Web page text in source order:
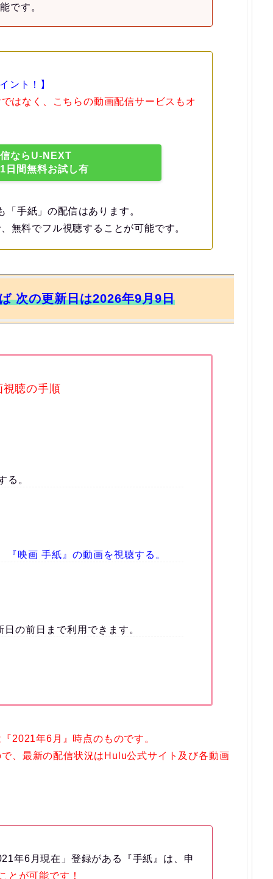
能です。
ント！】
はなく、こちらの動画配信サービスもオ
ならU-NEXT
日間無料お試し有
手紙」の配信はあります。
無料でフル視聴することが可能です。
次の更新日は2026年9月9日
視聴の手順
る。
映画 手紙』の動画を視聴する。
の前日まで利用できます。
2021年6月』時点のものです。
、最新の配信状況はHulu公式サイト及び各動画
年6月現在」登録がある『手紙』は、申
とが可能です！